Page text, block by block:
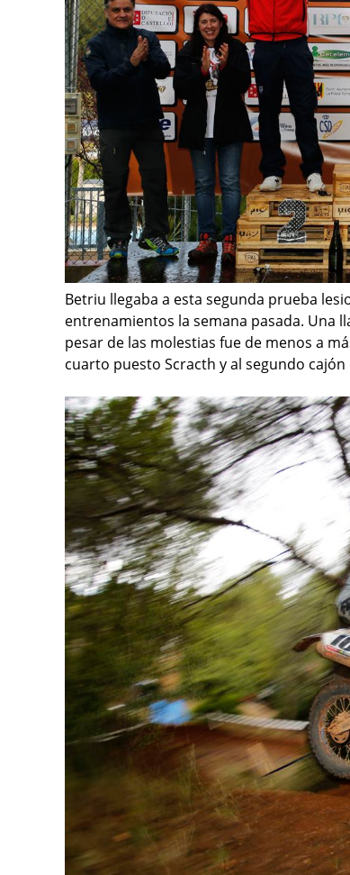
Betriu llegaba a esta segunda prueba
entrenamientos la semana pasada. Una
pesar de las molestias fue de menos a
cuarto puesto Scracth y al segundo